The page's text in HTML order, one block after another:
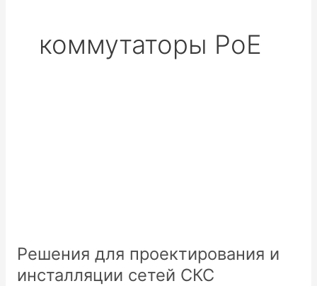
коммутаторы PoE
Решения для проектирования и
инсталляции сетей СКС